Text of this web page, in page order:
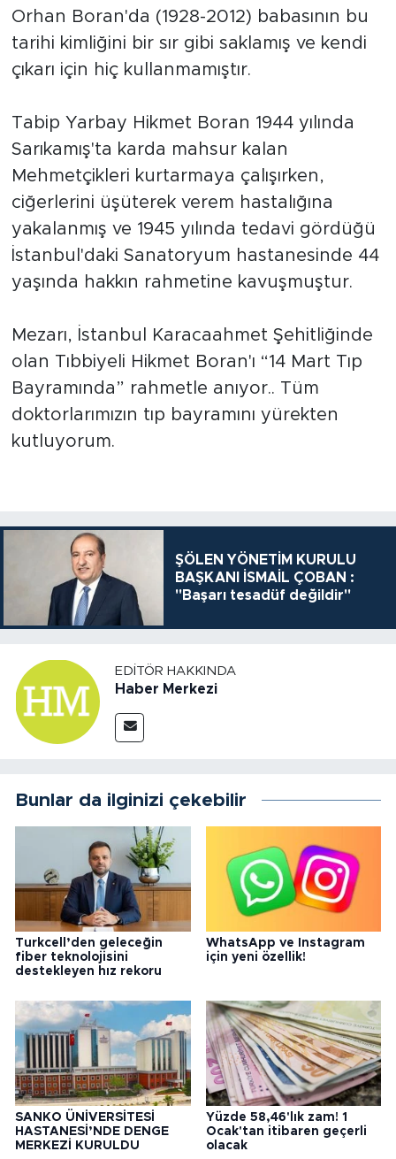
Orhan Boran'da (1928-2012) babasının bu
tarihi kimliğini bir sır gibi saklamış ve kendi
çıkarı için hiç kullanmamıştır.
Tabip Yarbay Hikmet Boran 1944 yılında
Sarıkamış'ta karda mahsur kalan
Mehmetçikleri kurtarmaya çalışırken,
ciğerlerini üşüterek verem hastalığına
yakalanmış ve 1945 yılında tedavi gördüğü
İstanbul'daki Sanatoryum hastanesinde 44
yaşında hakkın rahmetine kavuşmuştur.
Mezarı, İstanbul Karacaahmet Şehitliğinde
olan Tıbbiyeli Hikmet Boran'ı “14 Mart Tıp
Bayramında” rahmetle anıyor.. Tüm
doktorlarımızın tıp bayramını yürekten
kutluyorum.
ŞÖLEN YÖNETİM KURULU
BAŞKANI İSMAİL ÇOBAN :
"Başarı tesadüf değildir"
EDITÖR HAKKINDA
Haber Merkezi
Bunlar da ilginizi çekebilir
Turkcell’den geleceğin
fiber teknolojisini
destekleyen hız rekoru
WhatsApp ve Instagram
için yeni özellik!
SANKO ÜNİVERSİTESİ
HASTANESİ’NDE DENGE
MERKEZİ KURULDU
Yüzde 58,46'lık zam! 1
Ocak'tan itibaren geçerli
olacak